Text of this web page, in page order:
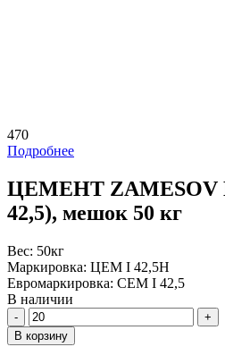
470
Подробнее
ЦЕМЕНТ ZAMESOV
42,5), мешок 50 кг
Вес: 50кг
Маркировка: ЦЕМ I 42,5Н
Евромаркировка: CEM I 42,5
В наличии
Количество
В корзину